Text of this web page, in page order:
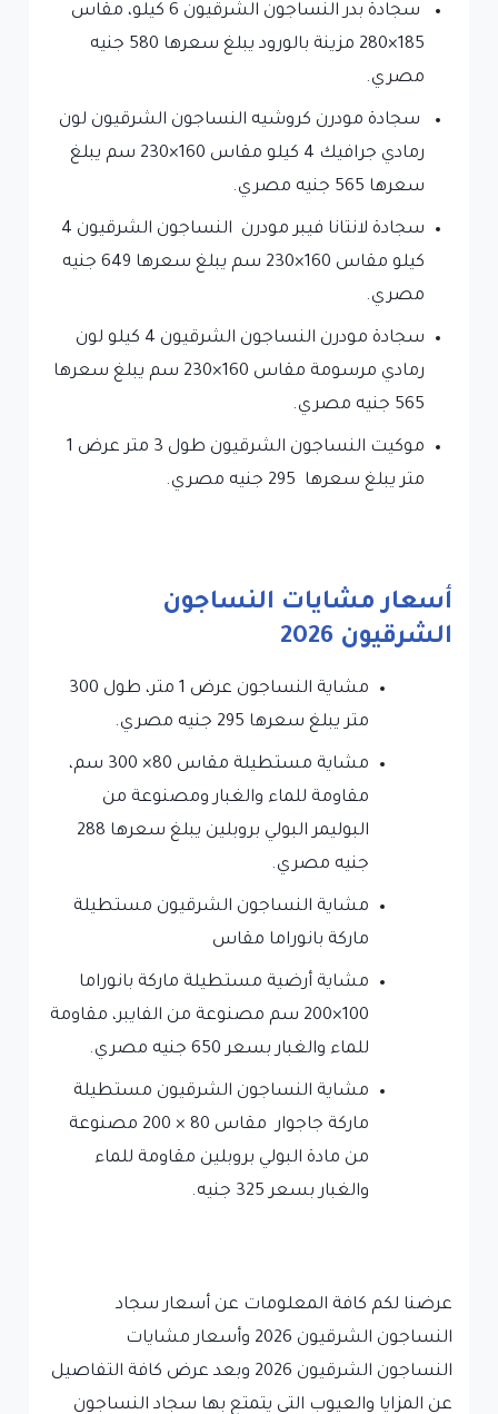
سجادة بدر النساجون الشرقيون 6 كيلو، مقاس
185×280 مزينة بالورود يبلغ سعرها 580 جنيه
مصري.
سجادة مودرن كروشيه النساجون الشرقيون لون
رمادي جرافيك 4 كيلو مقاس 160×230 سم يبلغ
سعرها 565 جنيه مصري.
سجادة لانتانا فيبر مودرن النساجون الشرقيون 4
كيلو مقاس 160×230 سم يبلغ سعرها 649 جنيه
مصري.
سجادة مودرن النساجون الشرقيون 4 كيلو لون
رمادي مرسومة مقاس 160×230 سم يبلغ سعرها
565 جنيه مصري.
موكيت النساجون الشرقيون طول 3 متر عرض 1
متر يبلغ سعرها 295 جنيه مصري.
أسعار مشايات النساجون
الشرقيون 2026
مشاية النساجون عرض 1 متر، طول 300
متر يبلغ سعرها 295 جنيه مصري.
مشاية مستطيلة مقاس 80× 300 سم،
مقاومة للماء والغبار ومصنوعة من
البوليمر البولي بروبلين يبلغ سعرها 288
جنيه مصري.
مشاية النساجون الشرقيون مستطيلة
ماركة بانوراما مقاس
مشاية أرضية مستطيلة ماركة بانوراما
100×200 سم مصنوعة من الفايبر، مقاومة
للماء والغبار بسعر 650 جنيه مصري.
مشاية النساجون الشرقيون مستطيلة
ماركة جاجوار مقاس 80 × 200 مصنوعة
من مادة البولي بروبلين مقاومة للماء
والغبار بسعر 325 جنيه.
عرضنا لكم كافة المعلومات عن أسعار سجاد
النساجون الشرقيون 2026 وأسعار مشايات
النساجون الشرقيون 2026 وبعد عرض كافة التفاصيل
عن المزايا والعيوب التي يتمتع بها سجاد النساجون